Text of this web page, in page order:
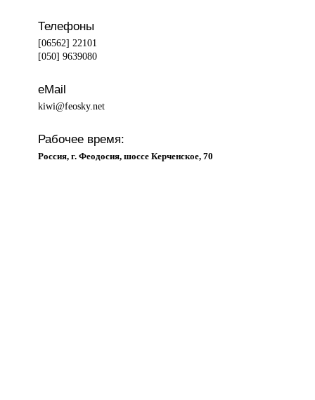
Телефоны
[06562] 22101
[050] 9639080
eMail
kiwi@feosky.net
Рабочее время:
Россия, г. Феодосия, шоссе Керченское, 70